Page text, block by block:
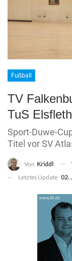
Fußball
TV
TuS Elsfleth
Sport-Duwe-
Titel vor SV
Von Kriddl
Letztes Update: 02.